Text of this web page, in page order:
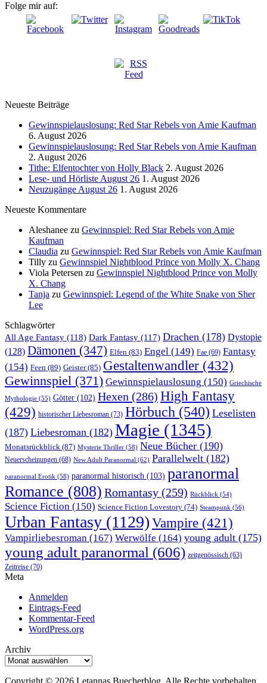
Folge mir auf:
Neueste Beiträge
Gewinnspielauslosung: Red Star Rebels von Amie Kaufman
6. August 2026
Gewinnspielauslosung: Red Star Rebels von Amie Kaufman
2. August 2026
Tithe: Elfentochter von Holly Black 2. August 2026
Lese- und Hörliste August 26 1. August 2026
Neuzugänge August 26 1. August 2026
Neueste Kommentare
Aleshanee zu Gewinnspiel: Red Star Rebels von Amie
Kaufman
Claudia zu Gewinnspiel: Red Star Rebels von Amie Kaufman
Tilly zu Gewinnspiel Nightblood Prince von Molly X. Chang
Viola Petersen zu Gewinnspiel Nightblood Prince von Molly
X. Chang
Tanja zu Gewinnspiel: Legend of the White Snake von Sher
Lee
Schlagwörter
All Age Fantasy (118) Dark Fantasy (117) Drachen (178) Dystopie
(128) Dämonen (347) Elfen (83) Engel (149) Fae (69) Fantasy
(154) Feen (89) Geister(85) Gestaltenwandler (432)
Gewinnspiel (371) Gewinnspielauslosung (150) Griechische
Mythologie (55) Götter (102) Hexen (286) High Fantasy
(429) historischer Liebesroman (73) Hörbuch (540) Leselisten
(187) Liebesroman (182) Magie (1345)
Monatsrückblick (87) Mysterie Thriller (58) Neue Bücher (190)
Neuerscheinungen (68) New Adult Paranormal (62) Parallelwelt (182)
paranormal Erotik (58) paranormal historisch (103) paranormal
Romance (808) Romantasy (259) Rückblick (54)
Science Fiction (150) Science Fiction Lovestory (74) Steampunk (56)
Urban Fantasy (1129) Vampire (421)
Vampirliebesroman (167) Werwölfe (164) young adult (175)
young adult paranormal (606) zeitgenössisch (63)
Zeitreise (70)
Meta
Anmelden
Eintrags-Feed
Kommentar-Feed
WordPress.org
Archiv
Archiv